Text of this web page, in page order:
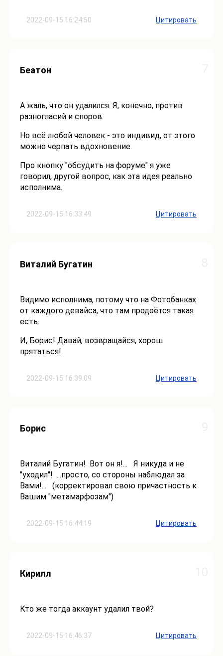
2022-09-15 16:24:50 Цитировать
2022-09-15 16:33:49
Беатон
А жаль, что он удалился. Я, конечно, против
разногласий и споров.
Но всё любой человек - это индивид, от этого
можно черпать вдохновение.
Про кнопку "обсудить на форуме" я уже
говорил, другой вопрос, как эта идея реально
исполнима.
Цитировать
2022-09-15 16:39:09
Виталий Бугатин
Видимо исполнима, потому что на Фотобанках
от каждого девайса, что там продоётся такая
есть.
И, Борис! Давай, возвращайся, хорош
прятаться!
Цитировать
2022-09-15 16:44:19
Борис
Виталий Бугатин! Вот он я!... Я никуда и не
"уходил"! ...просто, со стороны наблюдал за
Вами!... (корректировал свою причастность к
Вашим "метамарфозам")
Цитировать
2022-09-15 16:46:37
Кирилл
Кто же тогда аккаунт удалил твой?
Цитировать